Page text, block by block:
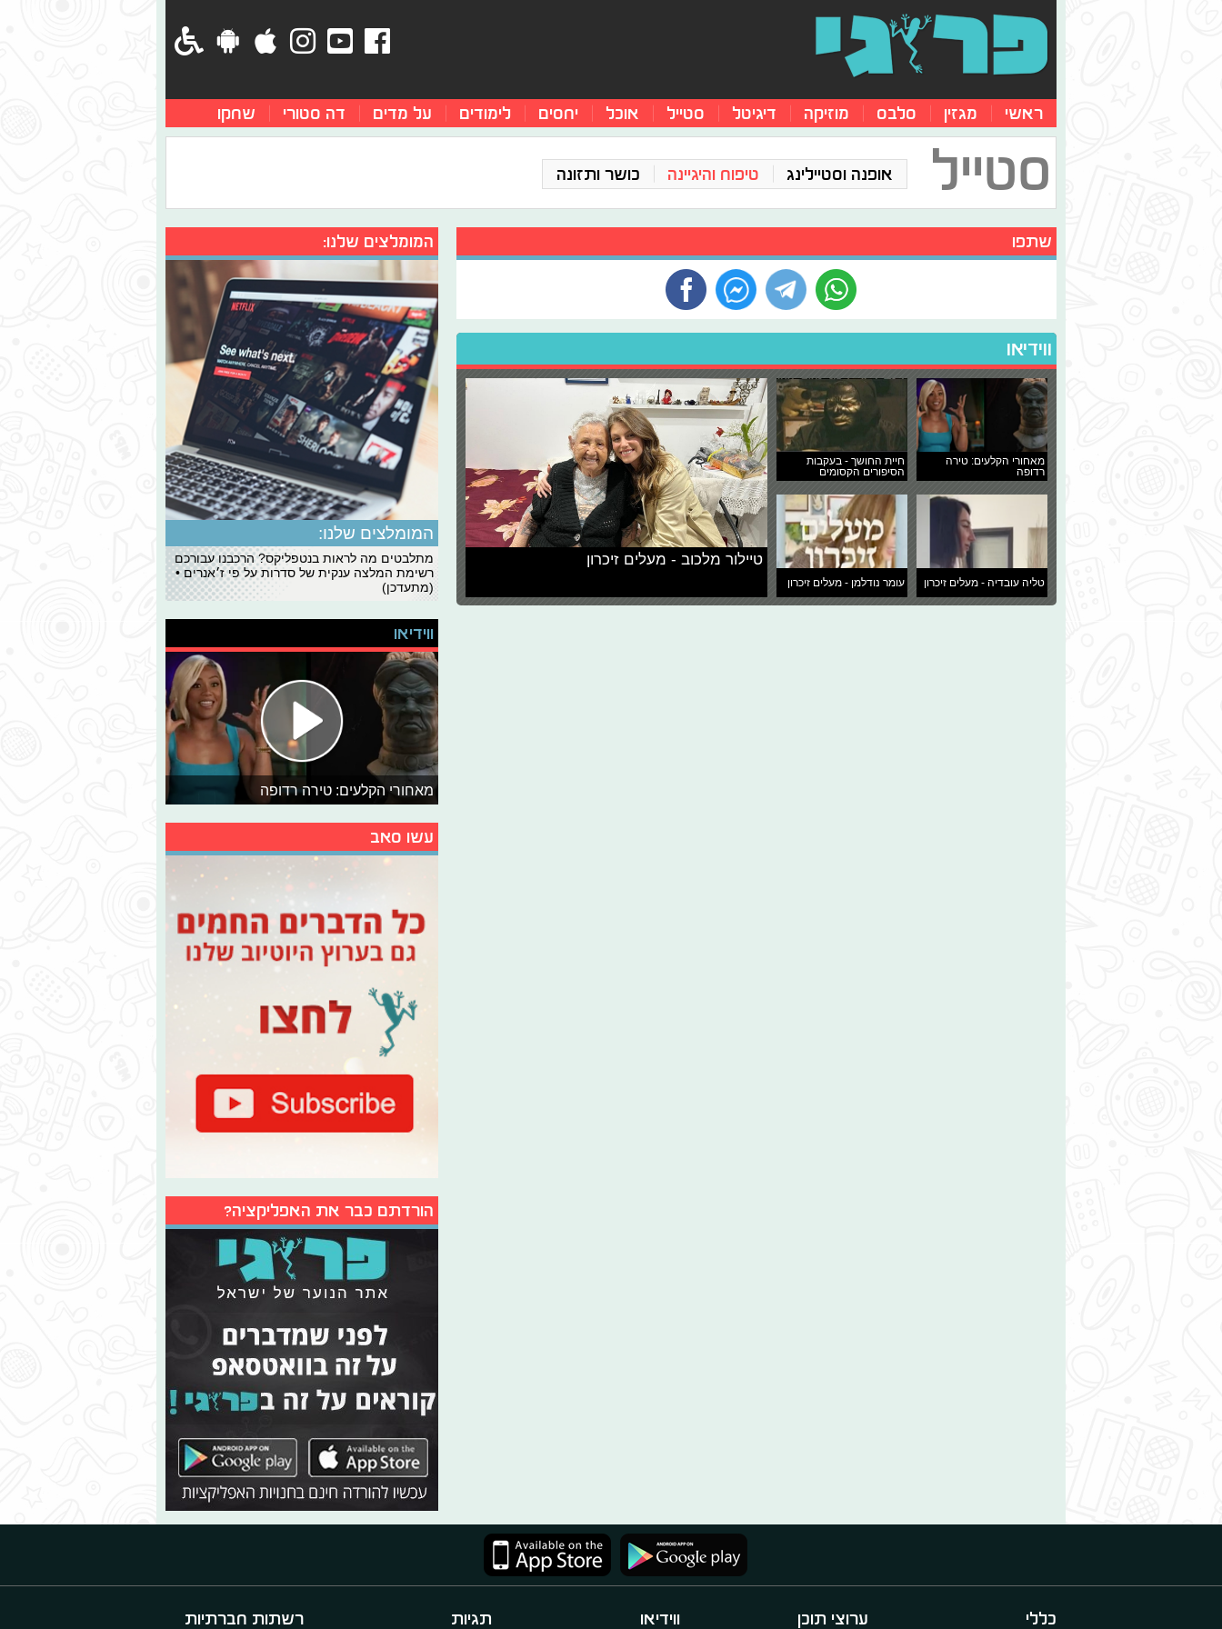
ראשי מגזין סלבס מוזיקה דיגיטל סטייל אוכל יחסים לימודים על מדים דה סטורי שחקו
סטייל אופנה וסטיילינג טיפוח והיגיינה כושר ותזונה
שתפו
ווידיאו
מאחורי הקלעים: טירה
רדופה
חיית החושך - בעקבות
הסיפורים הקסומים
טליה עובדיה - מעלים זיכרון עומר נודלמן - מעלים זיכרון
טיילור מלכוב - מעלים זיכרון
המומלצים שלנו:
המומלצים שלנו:
מתלבטים מה לראות בנטפליקס? הרכבנו עבורכם
רשימת המלצה ענקית של סדרות על פי ז׳אנרים •
(מתעדכן)
ווידיאו
מאחורי הקלעים: טירה רדופה
עשו סאב
הורדתם כבר את האפליקציה?
כללי ערוצי תוכן ווידיאו תגיות רשתות חברתיות